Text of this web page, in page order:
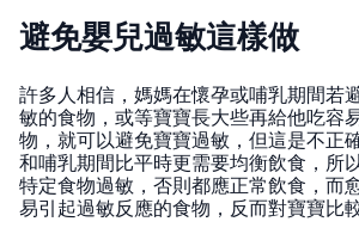
避免嬰兒過敏這樣做
許多人相信，媽媽在懷孕或哺乳期間若
敏的食物，或等寶寶長大些再給他吃容
物，就可以避免寶寶過敏，但這是不正
和哺乳期間比平時更需要均衡飲食，所
特定食物過敏，否則都應正常飲食，而
易引起過敏反應的食物，反而對寶寶比較